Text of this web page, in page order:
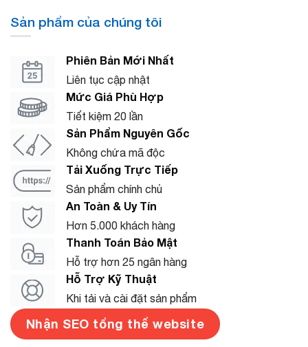
Sản phẩm của chúng tôi
Phiên Bản Mới Nhất
Liên tục cập nhật
Mức Giá Phù Hợp
Tiết kiệm 20 lần
Sản Phẩm Nguyên Gốc
Không chứa mã độc
Tải Xuống Trực Tiếp
Sản phẩm chính chủ
An Toàn & Uy Tín
Hơn 5.000 khách hàng
Thanh Toán Bảo Mật
Hỗ trợ hơn 25 ngân hàng
Hỗ Trợ Kỹ Thuật
Khi tải và cài đặt sản phẩm
Nhận SEO tổng thể website